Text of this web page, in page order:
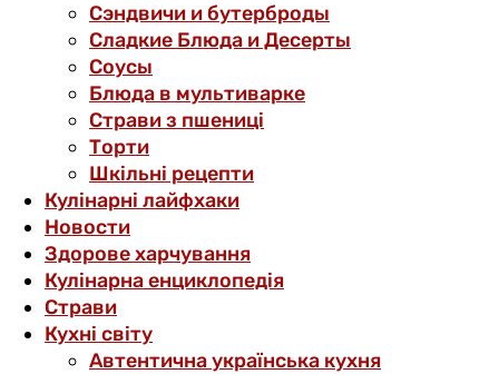
Сэндвичи и бутерброды
Сладкие Блюда и Десерты
Соусы
Блюда в мультиварке
Страви з пшениці
Торти
Шкільні рецепти
Кулінарні лайфхаки
Новости
Здорове харчування
Кулінарна енциклопедія
Страви
Кухні світу
Автентична українська кухня